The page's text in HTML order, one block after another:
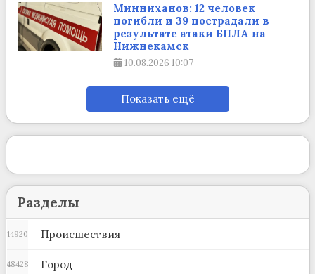
Минниханов: 12 человек
погибли и 39 пострадали в
результате атаки БПЛА на
Нижнекамск
10.08.2026 10:07
Показать ещё
Разделы
Происшествия
14920
Город
48428